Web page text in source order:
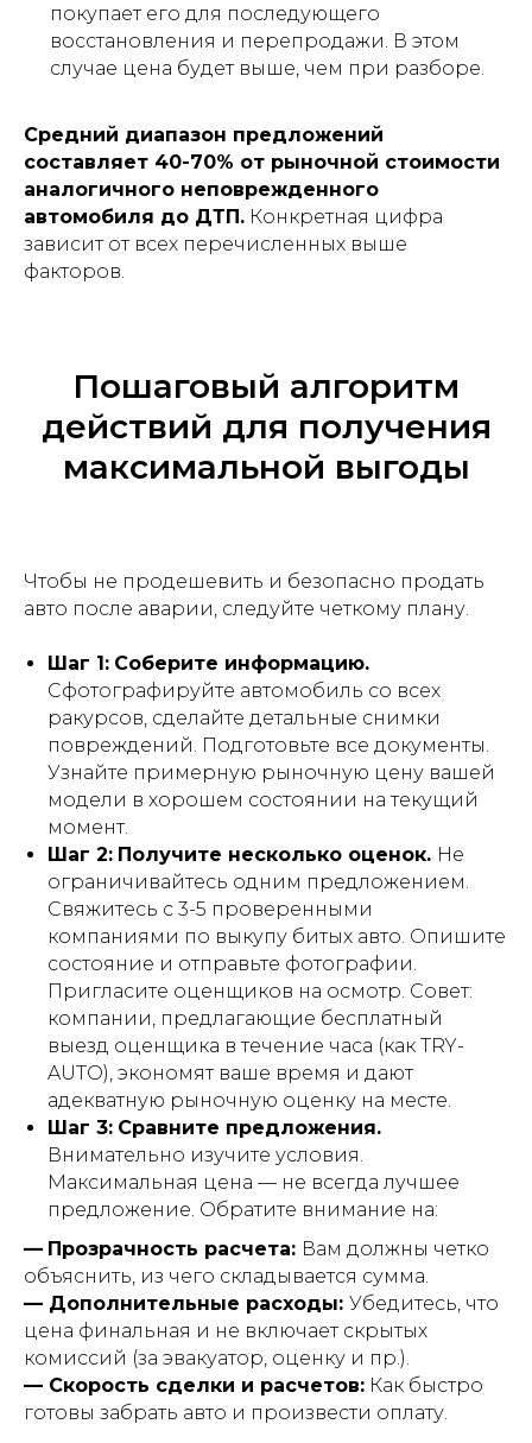
покупает его для последующего
восстановления и перепродажи. В этом
случае цена будет выше, чем при разборе.
Средний диапазон предложений
составляет 40-70% от рыночной стоимости
аналогичного неповрежденного
автомобиля до ДТП. Конкретная цифра
зависит от всех перечисленных выше
факторов.
Пошаговый алгоритм
действий для получения
максимальной выгоды
Чтобы не продешевить и безопасно продать
авто после аварии, следуйте четкому плану.
Шаг 1: Соберите информацию.
Сфотографируйте автомобиль со всех
ракурсов, сделайте детальные снимки
повреждений. Подготовьте все документы.
Узнайте примерную рыночную цену вашей
модели в хорошем состоянии на текущий
момент.
Шаг 2: Получите несколько оценок. Не
ограничивайтесь одним предложением.
Свяжитесь с 3-5 проверенными
компаниями по выкупу битых авто. Опишите
состояние и отправьте фотографии.
Пригласите оценщиков на осмотр. Совет:
компании, предлагающие бесплатный
выезд оценщика в течение часа (как TRY-
AUTO), экономят ваше время и дают
адекватную рыночную оценку на месте.
Шаг 3: Сравните предложения.
Внимательно изучите условия.
Максимальная цена — не всегда лучшее
предложение. Обратите внимание на:
— Прозрачность расчета: Вам должны четко
объяснить, из чего складывается сумма.
— Дополнительные расходы: Убедитесь, что
цена финальная и не включает скрытых
комиссий (за эвакуатор, оценку и пр.).
— Скорость сделки и расчетов: Как быстро
готовы забрать авто и произвести оплату.